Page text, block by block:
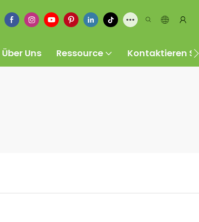
Über Uns Ressource Kontaktieren